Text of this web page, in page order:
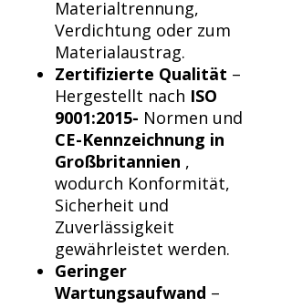
Materialtrennung,
Verdichtung oder zum
Materialaustrag.
Zertifizierte Qualität –
Hergestellt nach ISO
9001:2015- Normen und
CE-Kennzeichnung in
Großbritannien ,
wodurch Konformität,
Sicherheit und
Zuverlässigkeit
gewährleistet werden.
Geringer
Wartungsaufwand –